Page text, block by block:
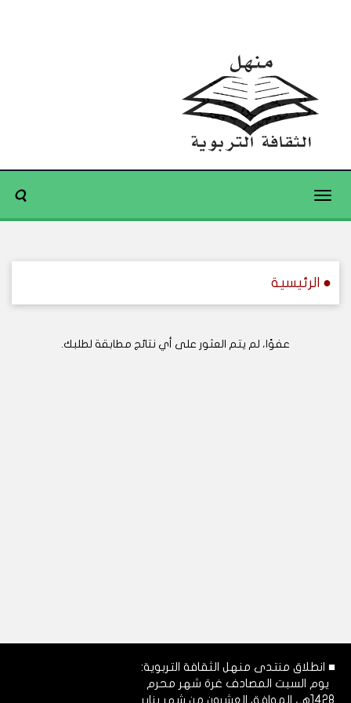
Toggle
● الرئيسية
عفوًا، لم يتم العثور على أي نتائج مطابقة لطلبك.
■ انطلاق منتدى منهل الثقافة التربوية:
يوم السبت المصادف غرة شهر محرم
1428هـ، الموافق العشرون من شهر يناير